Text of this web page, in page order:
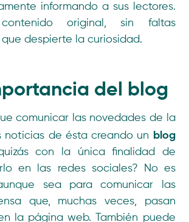
informando a sus lectores.
original, sin faltas
despierte la curiosidad.
del blog
comunicar las novedades de la
noticias de ésta creando un blog
con la única finalidad de
en las redes sociales? No es
sea para comunicar las
que, muchas veces, pasan
la página web. También puede